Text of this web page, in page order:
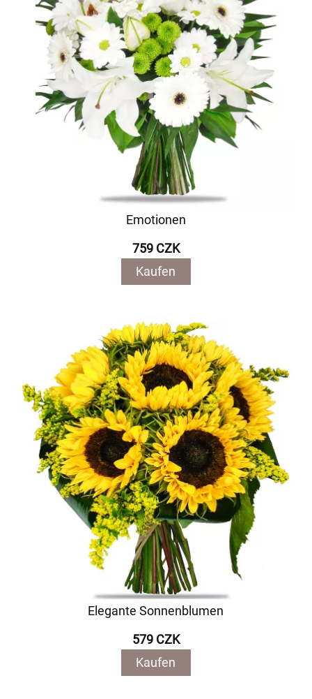
Emotionen
759 CZK
Kaufen
Elegante Sonnenblumen
579 CZK
Kaufen